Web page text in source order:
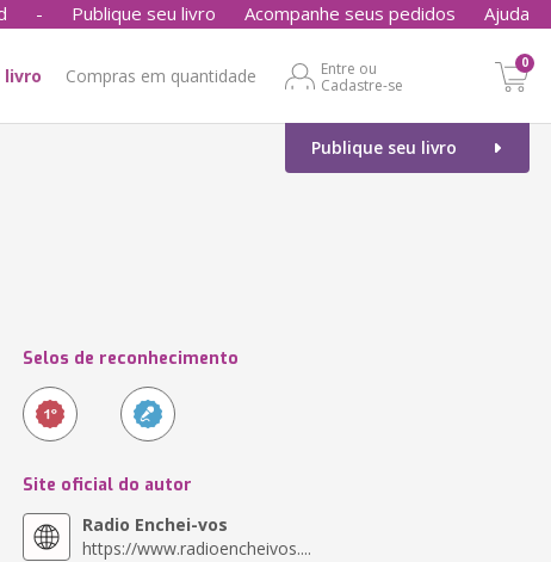
- Publique seu livro Acompanhe seus pedidos Ajuda
livro Compras em quantidade
Entre ou
Cadastre-se
0
Publique seu livro
Selos de reconhecimento
Site oficial do autor
Radio Enchei-vos
https://www.radioencheivos....